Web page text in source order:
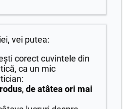
vei putea:
corect cuvintele din
ca un mic
, de atâtea ori mai